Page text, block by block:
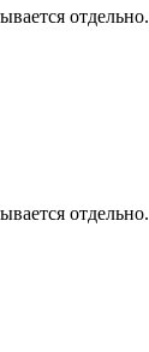
отдельно.
отдельно.